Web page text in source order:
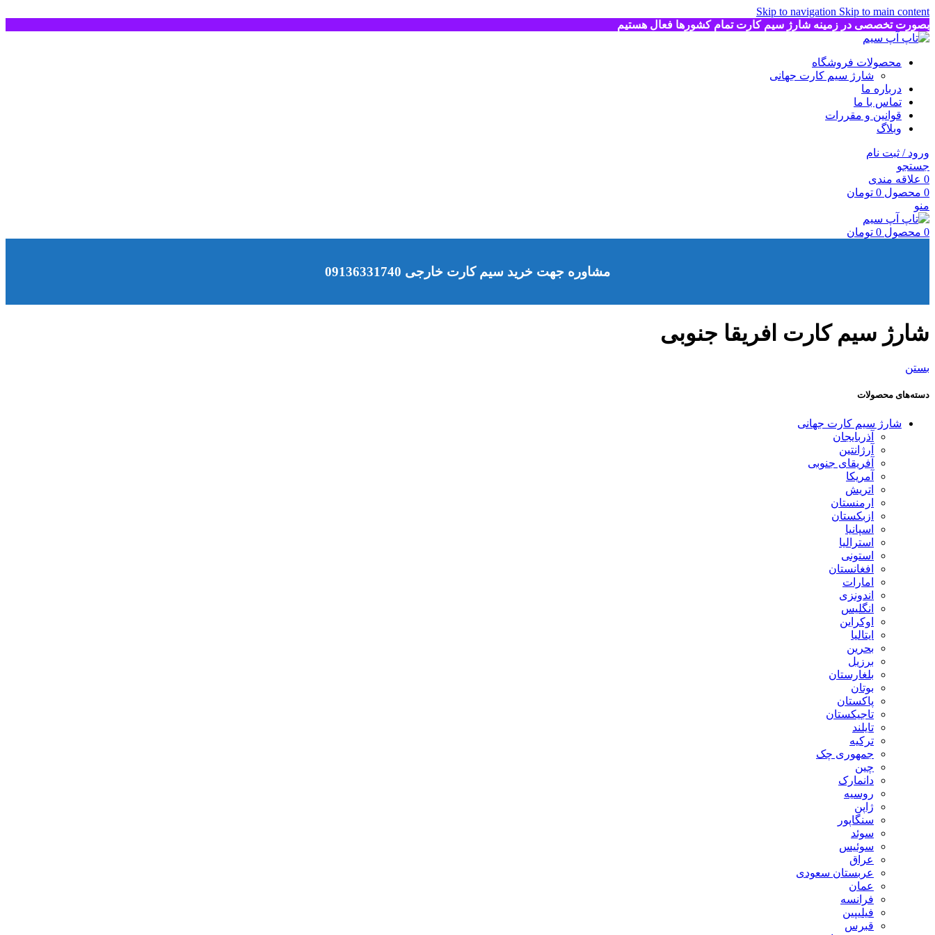
Skip to navigation Skip to main content
بصورت تخصصی در زمینه شارژ سیم کارت تمام کشورها فعال هستیم
محصولات فروشگاه
شارژ سیم کارت جهانی
درباره ما
تماس با ما
قوانین و مقررات
وبلاگ
ورود / ثبت نام
جستجو
0 علاقه مندی
0 محصول 0 تومان
منو
0 محصول 0 تومان
مشاوره جهت خرید سیم کارت خارجی 09136331740
شارژ سیم کارت افریقا جنوبی
بستن
دسته‌های محصولات
شارژ سیم کارت جهانی
آذربایجان
آرژانتین
آفریقای جنوبی
آمریکا
اتریش
ارمنستان
ازبکستان
اسپانیا
استرالیا
استونی
افغانستان
امارات
اندونزی
انگلیس
اوکراین
ایتالیا
بحرین
برزیل
بلغارستان
بوتان
پاکستان
تاجیکستان
تایلند
ترکیه
جمهوری چک
چین
دانمارک
روسیه
ژاپن
سنگاپور
سوئد
سوئیس
عراق
عربستان سعودی
عمان
فرانسه
فیلیپین
قبرس